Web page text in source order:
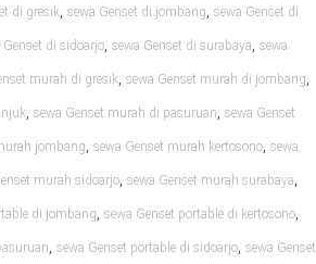
di gresik, sewa Genset di jombang, sewa Genset di
Genset di sidoarjo, sewa Genset di surabaya, sewa
murah di gresik, sewa Genset murah di jombang,
, sewa Genset murah di pasuruan, sewa Genset
jombang, sewa Genset murah kertosono, sewa
murah sidoarjo, sewa Genset murah surabaya,
di jombang, sewa Genset portable di kertosono,
, sewa Genset portable di sidoarjo, sewa Genset